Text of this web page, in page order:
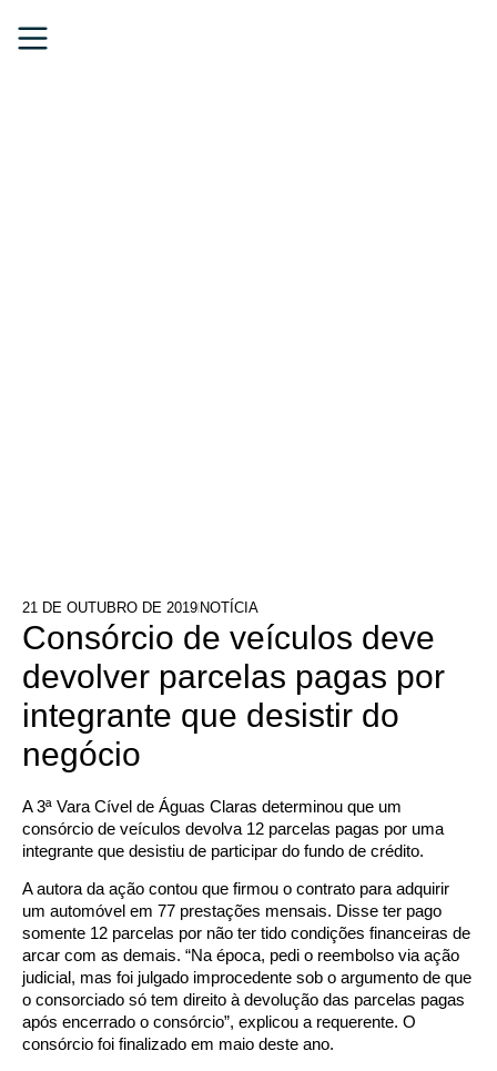
21 DE OUTUBRO DE 2019 NOTÍCIA
Consórcio de veículos deve
devolver parcelas pagas por
integrante que desistir do
negócio
A 3ª Vara Cível de Águas Claras determinou que um
consórcio de veículos devolva 12 parcelas pagas por uma
integrante que desistiu de participar do fundo de crédito.
A autora da ação contou que firmou o contrato para adquirir
um automóvel em 77 prestações mensais. Disse ter pago
somente 12 parcelas por não ter tido condições financeiras de
arcar com as demais. “Na época, pedi o reembolso via ação
judicial, mas foi julgado improcedente sob o argumento de que
o consorciado só tem direito à devolução das parcelas pagas
após encerrado o consórcio”, explicou a requerente. O
consórcio foi finalizado em maio deste ano.